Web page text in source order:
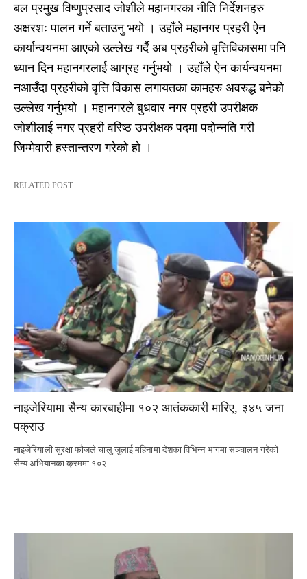
बल प्रमुख विष्णुप्रसाद जोशीले महानगरका नीति निर्देशनहरु
अक्षरशः पालन गर्ने बताउनु भयो । उहाँले महानगर प्रहरी ऐन
कार्यान्वयनमा आएको उल्लेख गर्दै अब प्रहरीको वृत्तिविकासमा पनि
ध्यान दिन महानगरलाई आग्रह गर्नुभयो । उहाँले ऐन कार्यन्वयनमा
नआउँदा प्रहरीको वृत्ति विकास लगायतका कामहरु अवरुद्ध बनेको
उल्लेख गर्नुभयो । महानगरले बुधवार नगर प्रहरी उपरीक्षक
जोशीलाई नगर प्रहरी वरिष्ठ उपरीक्षक पदमा पदोन्नति गरी
जिम्मेवारी हस्तान्तरण गरेको हो ।
RELATED POST
नाइजेरियामा सैन्य कारबाहीमा १०२ आतंककारी मारिए, ३४५ जना
पक्राउ
नाइजेरियाली सुरक्षा फौजले चालु जुलाई महिनामा देशका विभिन्न भागमा सञ्चालन गरेको
सैन्य अभियानका क्रममा १०२…